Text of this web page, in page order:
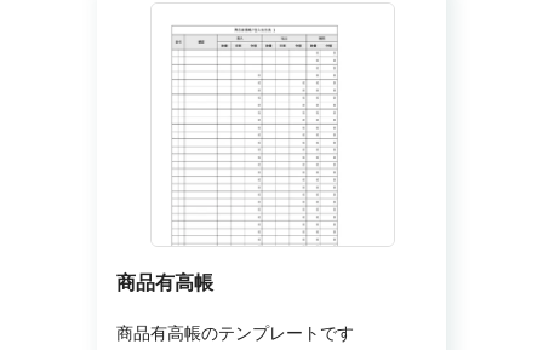
商品有高帳
商品有高帳のテンプレートです